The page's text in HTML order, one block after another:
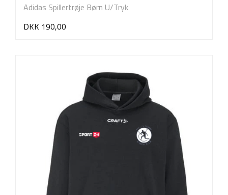
Adidas Spillertrøje Børn U/Tryk
DKK 190,00